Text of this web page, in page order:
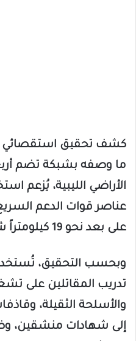
كشف تحقيق استقصائي
ما وصفه بشبكة تضم
الأراضي الليبية، يُزعم
عناصر قوات الدعم
على بعد نحو 19 كيلومتراً شرق مدينة بنغازي.
وبحسب التحقيق،
تدريب المقاتلين على
والأسلحة الثقيلة،
إلى شهادات منشقين،